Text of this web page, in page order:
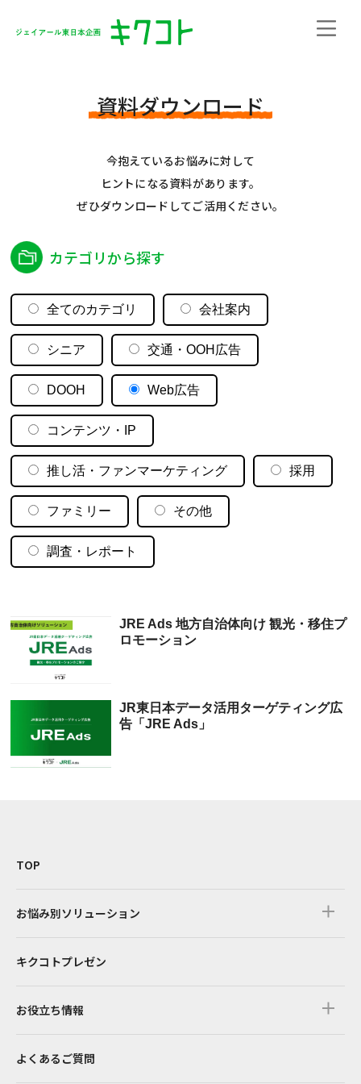
資料ダウンロード
今抱えているお悩みに対して
ヒントになる資料があります。
ぜひダウンロードしてご活用ください。
カテゴリから探す
全てのカテゴリ 会社案内
シニア 交通・OOH広告
DOOH Web広告
コンテンツ・IP
推し活・ファンマーケティング 採用
ファミリー その他
調査・レポート
JRE Ads 地方自治体向け 観光・移住プ
ロモーション
JR東日本データ活用ターゲティング広
告「JRE Ads」
TOP
お悩み別ソリューション
キクコトプレゼン
お役立ち情報
よくあるご質問